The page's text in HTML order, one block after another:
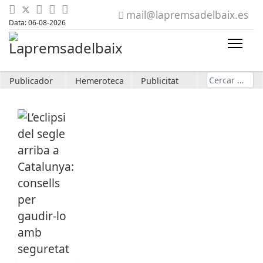
Data: 06-08-2026
mail@lapremsadelbaix.es
Publicador Hemeroteca Publicitat Cerca